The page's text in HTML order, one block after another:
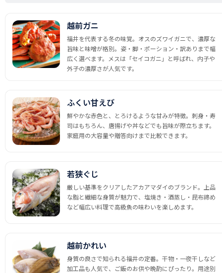
越前ガニ
福井を代表する冬の味覚。オスのズワイガニで、濃厚な
旨味と味噌が格別。姿・脚・ポーション・訳ありまで幅
広く選べます。メスは「セイコガニ」と呼ばれ、内子や
外子の濃厚さが人気です。
ふくい甘えび
鮮やかな赤色と、とろけるような甘みが特徴。刺身・寿
司はもちろん、唐揚げや丼などでも旨味が際立ちます。
家庭用の大容量や贈答向けまで比較できます。
若狭ぐじ
厳しい基準をクリアしたアカアマダイのブランド。上品
な脂と繊細な身質が魅力で、塩焼き・酒蒸し・昆布締め
など幅広い料理で高級魚の味わいを楽しめます。
越前かれい
身質の良さで知られる福井の定番。干物・一夜干しなど
加工品も人気で、ご飯のお供や晩酌にぴったり。用途別